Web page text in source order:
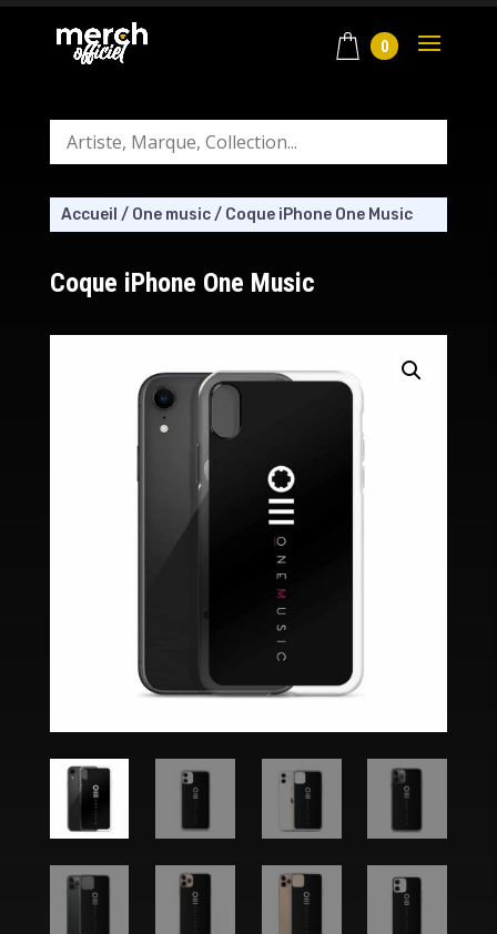
0
Accueil / One music/ Coque iPhone One Music
Coque iPhone One Music